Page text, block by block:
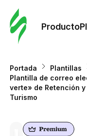
Producto
Portada
Plantillas
Plantilla de correo
verte» de Retención
Turismo